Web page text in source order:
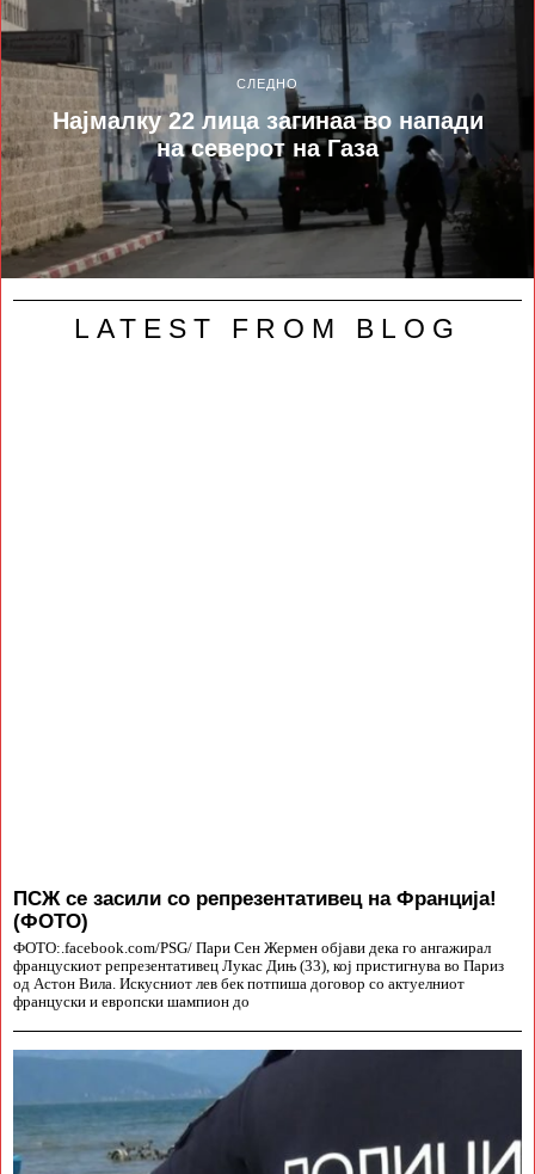
СЛЕДНО
Најмалку 22 лица загинаа во напади
на северот на Газа
LATEST FROM BLOG
ПСЖ се засили со репрезентативец на Франција!
(ФОТО)
ФОТО:.facebook.com/PSG/ Пари Сен Жермен објави дека го ангажирал
францускиот репрезентативец Лукас Дињ (33), кој пристигнува во Париз
од Астон Вила. Искусниот лев бек потпиша договор со актуелниот
француски и европски шампион до